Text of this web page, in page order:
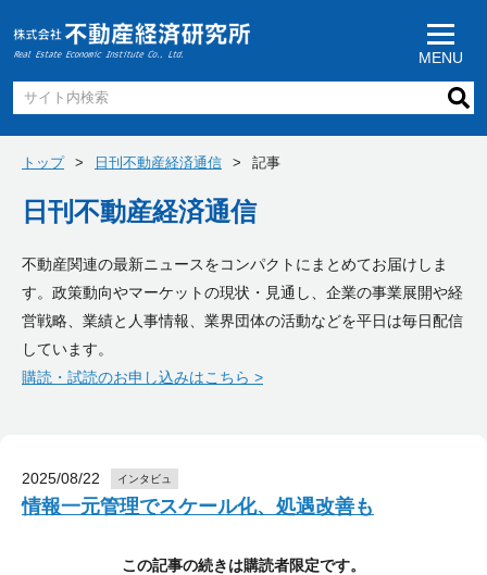
MENU
トップ 日刊不動産経済通信 記事
日刊不動産経済通信
不動産関連の最新ニュースをコンパクトにまとめてお届けしま
す。政策動向やマーケットの現状・見通し、企業の事業展開や経
営戦略、業績と人事情報、業界団体の活動などを平日は毎日配信
しています。
購読・試読のお申し込みはこちら >
2025/08/22 インタビュ
情報一元管理でスケール化、処遇改善も
この記事の続きは購読者限定です。